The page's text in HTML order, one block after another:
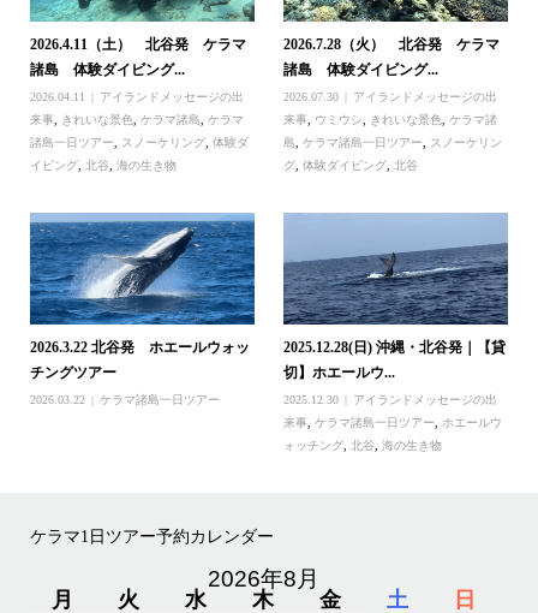
2026.4.11（土） 北谷発 ケラマ
諸島 体験ダイビング...
2026.04.11
アイランドメッセージの出
来事, きれいな景色 ケラマ諸島
ケラマ
諸島一日ツアー
スノーケリング, 体験ダ
イビング, 北谷, 海の生き物
2026.7.28（火） 北谷発 ケラマ
諸島 体験ダイビング...
2026.07.30
アイランドメッセージの出
来事
ウミウシ きれいな景色 ,ケラマ諸
島
,ケラマ諸島一日ツアー
スノーケリン
グ ,体験ダイビング ,北谷
2026.3.22 北谷発 ホエールウォッ
チングツアー
2026.03.22 ケラマ諸島一日ツアー
2025.12.28(日) 沖縄・北谷発｜【貸
切】ホエールウ...
2025.12.30
アイランドメッセージの出
来事 ,ケラマ諸島一日ツアー
ホエールウ
ォッチング ,北谷 ,海の生き物
ケラマ1日ツアー予約カレンダー
2026年8月
月 火 水 木 金 土 日